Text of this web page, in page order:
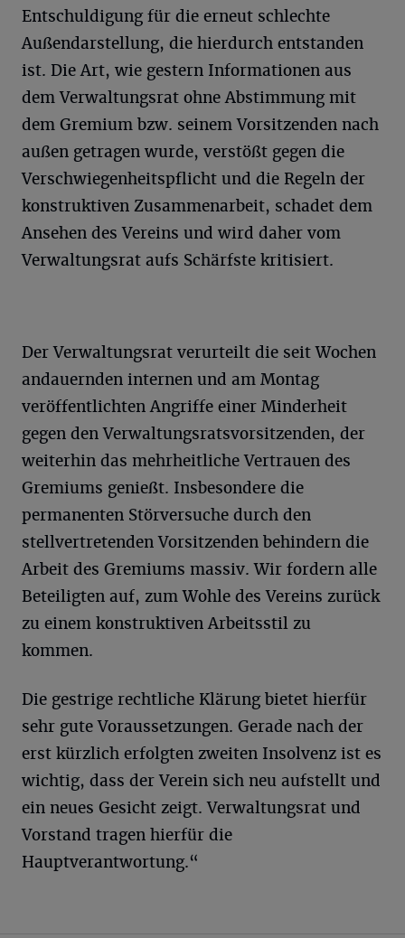
Entschuldigung für die erneut schlechte
Außendarstellung, die hierdurch entstanden
ist. Die Art, wie gestern Informationen aus
dem Verwaltungsrat ohne Abstimmung mit
dem Gremium bzw. seinem Vorsitzenden nach
außen getragen wurde, verstößt gegen die
Verschwiegenheitspﬂicht und die Regeln der
konstruktiven Zusammenarbeit, schadet dem
Ansehen des Vereins und wird daher vom
Verwaltungsrat aufs Schärfste kritisiert.
Der Verwaltungsrat verurteilt die seit Wochen
andauernden internen und am Montag
veröffentlichten Angriffe einer Minderheit
gegen den Verwaltungsratsvorsitzenden, der
weiterhin das mehrheitliche Vertrauen des
Gremiums genießt. Insbesondere die
permanenten Störversuche durch den
stellvertretenden Vorsitzenden behindern die
Arbeit des Gremiums massiv. Wir fordern alle
Beteiligten auf, zum Wohle des Vereins zurück
zu einem konstruktiven Arbeitsstil zu
kommen.
Die gestrige rechtliche Klärung bietet hierfür
sehr gute Voraussetzungen. Gerade nach der
erst kürzlich erfolgten zweiten Insolvenz ist es
wichtig, dass der Verein sich neu aufstellt und
ein neues Gesicht zeigt. Verwaltungsrat und
Vorstand tragen hierfür die
Hauptverantwortung.“